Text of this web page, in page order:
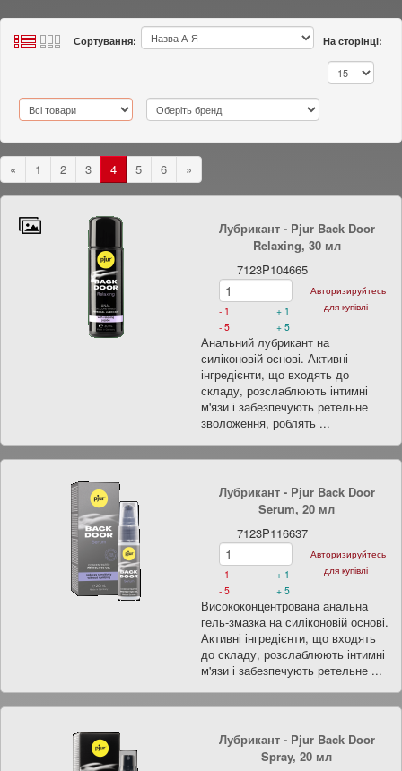
Сортування: На сторінці:
« 1 2 3 4 5 6 »
Лубрикант - Pjur Back Door
Relaxing, 30 мл
7123P104665
+ 1
- 1
- 5
+ 5
Авторизируйтесь
для купівлі
Анальний лубрикант на
силіконовій основі. Активні
інгредієнти, що входять до
складу, розслаблюють інтимні
м'язи і забезпечують ретельне
зволоження, роблять ...
Лубрикант - Pjur Back Door
Serum, 20 мл
7123P116637
+ 1
- 1
- 5
+ 5
Авторизируйтесь
для купівлі
Висококонцентрована анальна
гель-змазка на силіконовій основі.
Активні інгредієнти, що входять
до складу, розслаблюють інтимні
м'язи і забезпечують ретельне ...
Лубрикант - Pjur Back Door
Spray, 20 мл